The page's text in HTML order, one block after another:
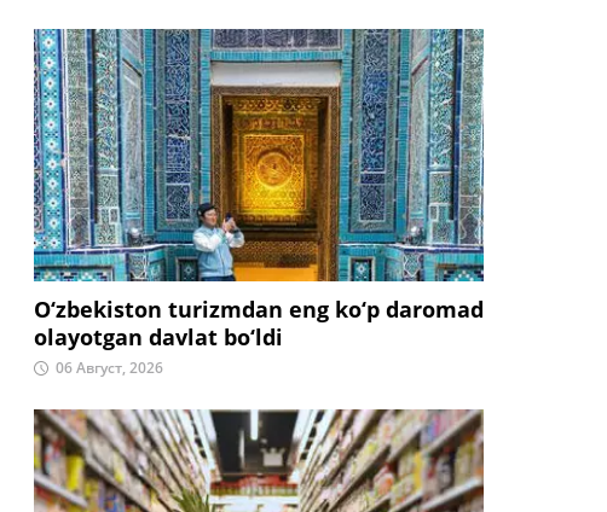
O‘zbekiston turizmdan eng ko‘p daromad
olayotgan davlat bo‘ldi
06 Август, 2026